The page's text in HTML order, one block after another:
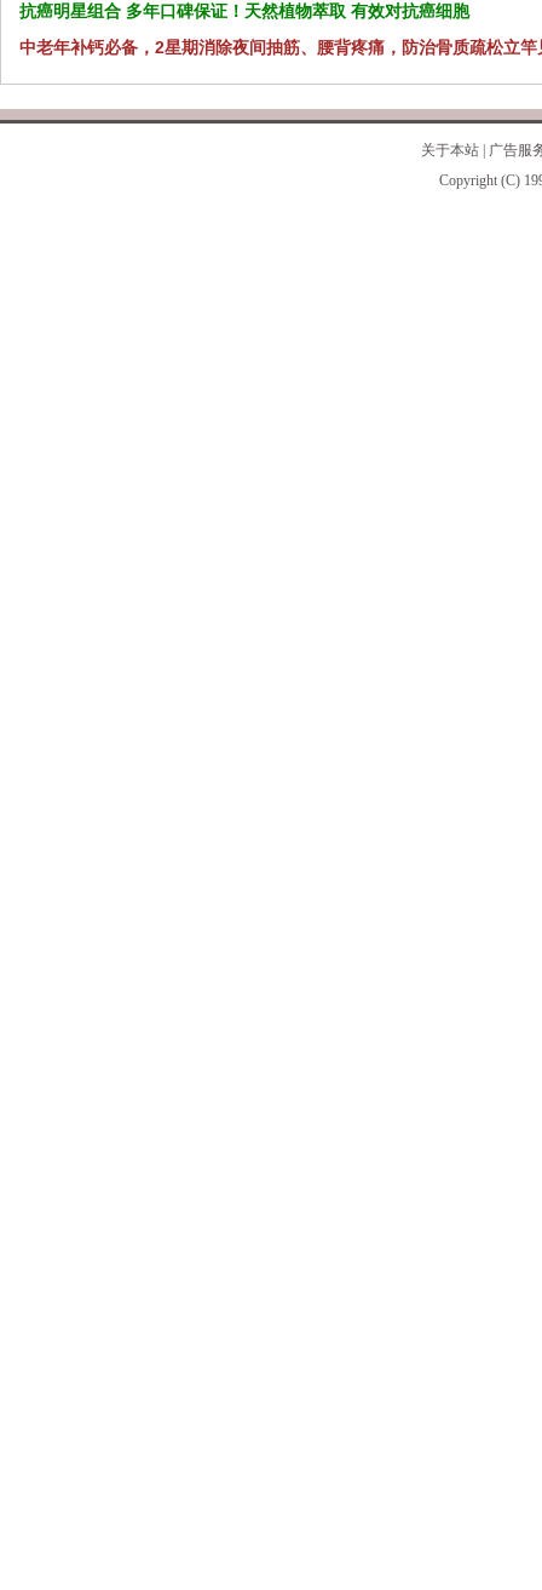
抗癌明星组合 多年口碑保证！天然植物萃取 有效对抗癌细胞
中老年补钙必备，2星期消除夜间抽筋、腰背疼痛，防治骨质疏松立竿
关于本站
广告服
Copyright (C)